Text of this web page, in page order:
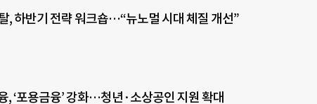
, 하반기 전략 워크숍…“뉴노멀 시대 체질 개선”
, ‘포용금융’ 강화…청년·소상공인 지원 확대